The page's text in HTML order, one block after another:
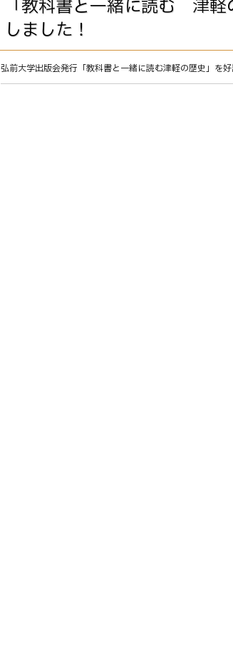
「教科書と一緒に読む 津
しました！
弘前大学出版会発行「教科書と一緒に読む津軽の歴史」を好